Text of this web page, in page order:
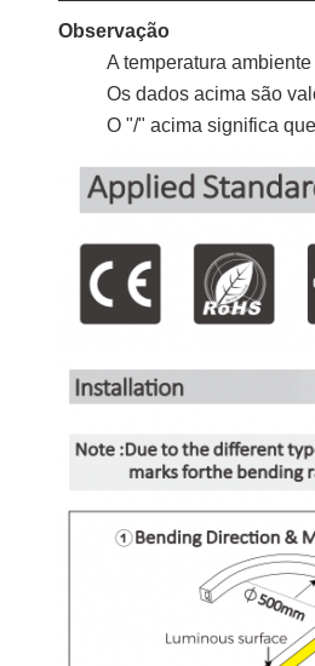
Observação
A temperatura
Os dados acima são
O "/" acima significa